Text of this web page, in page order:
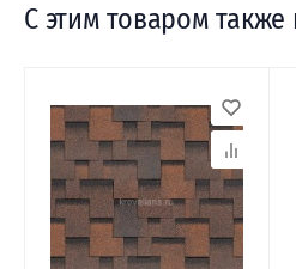
С этим товаром